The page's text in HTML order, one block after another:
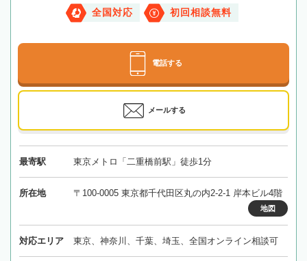
全国対応 初回相談無料
電話する
メールする
最寄駅 東京メトロ「二重橋前駅」徒歩1分
所在地 〒100-0005 東京都千代田区丸の内2-2-1 岸本ビル4階
地図
対応エリア 東京、神奈川、千葉、埼玉、全国オンライン相談可